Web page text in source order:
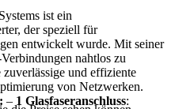
ist ein
der speziell für
entwickelt wurde. Mit seiner
nahtlos zu
zuverlässige und effiziente
von Netzwerken.
– 1 Glasfaseranschluss: